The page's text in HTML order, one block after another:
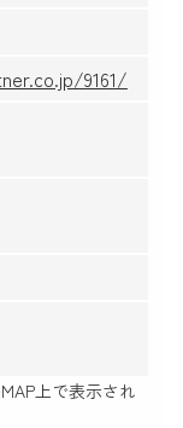
9161/
上で表示され